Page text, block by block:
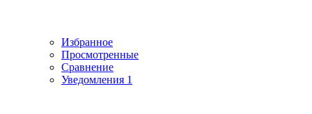
Избранное
Просмотренные
Сравнение
Уведомления 1